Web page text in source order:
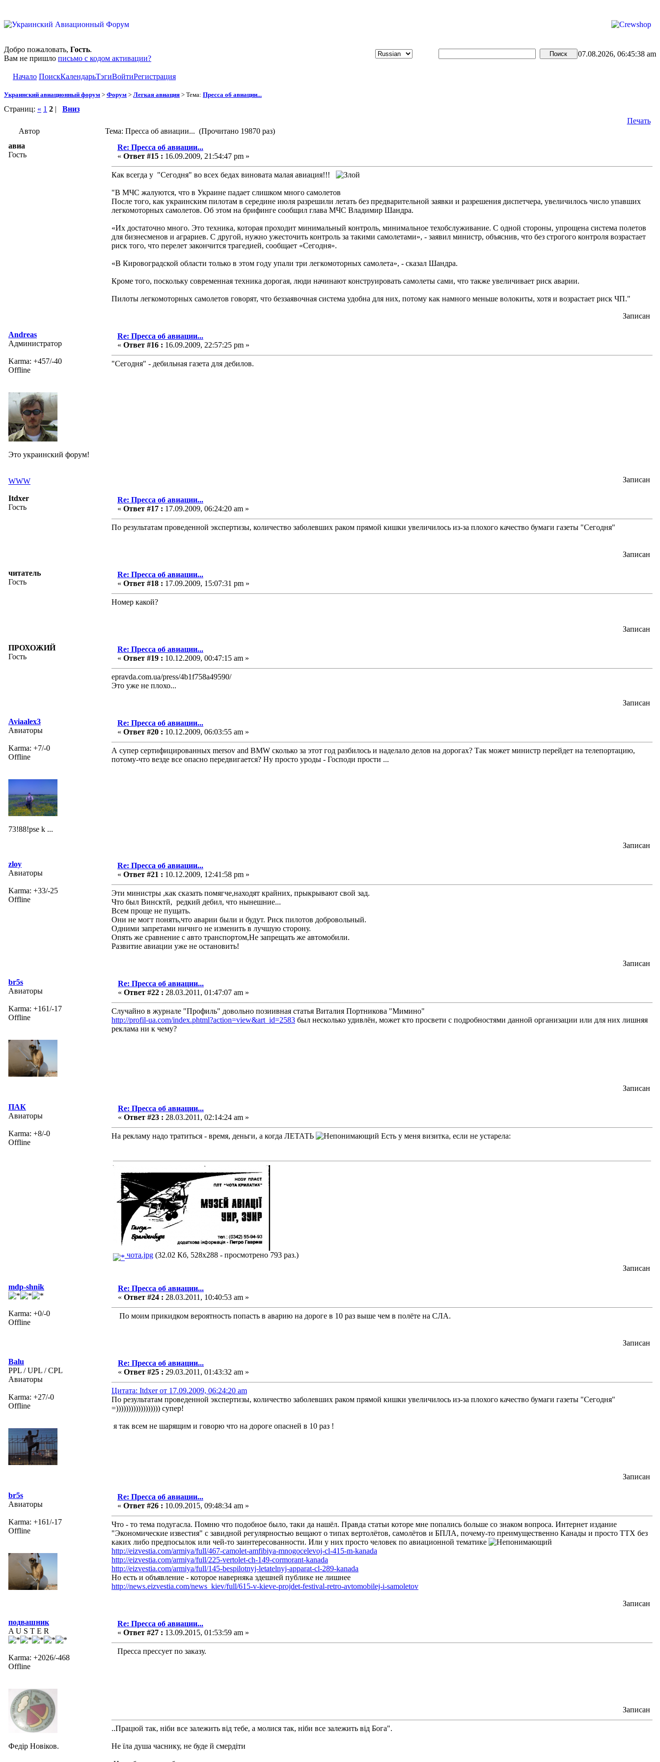
Добро пожаловать, Гость.
Вам не пришло письмо с кодом активации?
07.08.2026, 06:45:38 am
Начало ПоискКалендарьТэгиВойтиРегистрация
Украинский авиационный форум > Форум > Легкая авиация > Тема: Пресса об авиации...
Страниц: « 1 2 | Вниз
Печать
Автор
Тема: Пресса об авиации... (Прочитано 19870 раз)
авиа
Гость
Re: Пресса об авиации...
« Ответ #15 : 16.09.2009, 21:54:47 pm »
Как всегда у "Сегодня" во всех бедах виновата малая авиация!!!
"В МЧС жалуются, что в Украине падает слишком много самолетов
После того, как украинским пилотам в середине июля разрешили летать без предварительной заявки и разрешения диспетчера, увеличилось число упавших
легкомоторных самолетов. Об этом на брифинге сообщил глава МЧС Владимир Шандра.
«Их достаточно много. Это техника, которая проходит минимальный контроль, минимальное техобслуживание. С одной стороны, упрощена система полетов
для бизнесменов и аграриев. С другой, нужно ужесточить контроль за такими самолетами», - заявил министр, объяснив, что без строгого контроля возрастает
риск того, что перелет закончится трагедией, сообщает «Сегодня».
«В Кировоградской области только в этом году упали три легкомоторных самолета», - сказал Шандра.
Кроме того, поскольку современная техника дорогая, люди начинают конструировать самолеты сами, что также увеличивает риск аварии.
Пилоты легкомоторных самолетов говорят, что беззаявочная система удобна для них, потому как намного меньше волокиты, хотя и возрастает риск ЧП."
Записан
Andreas
Администратор
Karma: +457/-40
Offline
Это украинский форум!
WWW
Re: Пресса об авиации...
« Ответ #16 : 16.09.2009, 22:57:25 pm »
"Сегодня" - дебильная газета для дебилов.
Записан
Itdxer
Гость
Re: Пресса об авиации...
« Ответ #17 : 17.09.2009, 06:24:20 am »
По результатам проведенной экспертизы, количество заболевших раком прямой кишки увеличилось из-за плохого качество бумаги газеты "Сегодня"
Записан
читатель
Гость
Re: Пресса об авиации...
« Ответ #18 : 17.09.2009, 15:07:31 pm »
Номер какой?
Записан
ПРОХОЖИЙ
Гость
Re: Пресса об авиации...
« Ответ #19 : 10.12.2009, 00:47:15 am »
epravda.com.ua/press/4b1f758a49590/
Это уже не плохо...
Записан
Aviaalex3
Авиаторы
Karma: +7/-0
Offline
73!88!pse k ...
Re: Пресса об авиации...
« Ответ #20 : 10.12.2009, 06:03:55 am »
А супер сертифицированных mersov and BMW сколько за этот год разбилось и наделало делов на дорогах? Так может министр перейдет на телепортацию,
потому-что везде все опасно передвигается? Ну просто уроды - Господи прости ...
Записан
zloy
Авиаторы
Karma: +33/-25
Offline
Re: Пресса об авиации...
« Ответ #21 : 10.12.2009, 12:41:58 pm »
Эти министры ,как сказать помягче,находят крайних, прыкрывают свой зад.
Что был Винсктй, редкий дебил, что нынешние...
Всем проще не пущать.
Они не могт понять,что аварии были и будут. Риск пилотов добровольный.
Одними запретами ничнго не изменить в лучшую сторону.
Опять же сравнение с авто транспортом,Не запрещать же автомобили.
Развитие авиации уже не остановить!
Записан
br5s
Авиаторы
Karma: +161/-17
Offline
Re: Пресса об авиации...
« Ответ #22 : 28.03.2011, 01:47:07 am »
Случайно в журнале "Профиль" довольно позиивная статья Виталия Портникова "Мимино"
http://profil-ua.com/index.phtml?action=view&art_id=2583 был несколько удивлён, может кто просвети с подробностями данной организации или для них лишняя
реклама ни к чему?
Записан
ПАК
Авиаторы
Karma: +8/-0
Offline
Re: Пресса об авиации...
« Ответ #23 : 28.03.2011, 02:14:24 am »
На рекламу надо тратиться - время, деньги, а когда ЛЕТАТЬ Есть у меня визитка, если не устарела:
чота.jpg (32.02 Кб, 528x288 - просмотрено 793 раз.)
Записан
mdp-shnik
Karma: +0/-0
Offline
Re: Пресса об авиации...
« Ответ #24 : 28.03.2011, 10:40:53 am »
По моим прикидком вероятность попасть в аварию на дороге в 10 раз выше чем в полёте на СЛА.
Записан
Balu
PPL / UPL / CPL
Авиаторы
Karma: +27/-0
Offline
Re: Пресса об авиации...
« Ответ #25 : 29.03.2011, 01:43:32 am »
Цитата: Itdxer от 17.09.2009, 06:24:20 am
По результатам проведенной экспертизы, количество заболевших раком прямой кишки увеличилось из-за плохого качество бумаги газеты "Сегодня"
=)))))))))))))))))) супер!
я так всем не шарящим и говорю что на дороге опасней в 10 раз !
Записан
br5s
Авиаторы
Karma: +161/-17
Offline
Re: Пресса об авиации...
« Ответ #26 : 10.09.2015, 09:48:34 am »
Что - то тема подугасла. Помню что подобное было, таки да нашёл. Правда статьи которе мне попались больше со знаком вопроса. Интернет издание
"Экономические известия" с завидной регулярностью вещают о типах вертолётов, самолётов и БПЛА, почему-то преимущественно Канады и просто ТТХ без
каких либо предпосылок или чей-то заинтересованности. Или у них просто человек по авиационной тематике
http://eizvestia.com/armiya/full/467-camolet-amfibiya-mnogocelevoj-cl-415-m-kanada
http://eizvestia.com/armiya/full/225-vertolet-ch-149-cormorant-kanada
http://eizvestia.com/armiya/full/145-bespilotnyj-letatelnyj-apparat-cl-289-kanada
Но есть и объявление - которое наверняка здешней публике не лишнее
http://news.eizvestia.com/news_kiev/full/615-v-kieve-projdet-festival-retro-avtomobilej-i-samoletov
Записан
подвашник
A U S T E R
Karma: +2026/-468
Offline
Федір Новіков.
Re: Пресса об авиации...
« Ответ #27 : 13.09.2015, 01:53:59 am »
Пресса прессует по заказу.
Записан
..Працюй так, ніби все залежить від тебе, а молися так, ніби все залежить від Бога".
Не їла душа часнику, не буде й смердіти